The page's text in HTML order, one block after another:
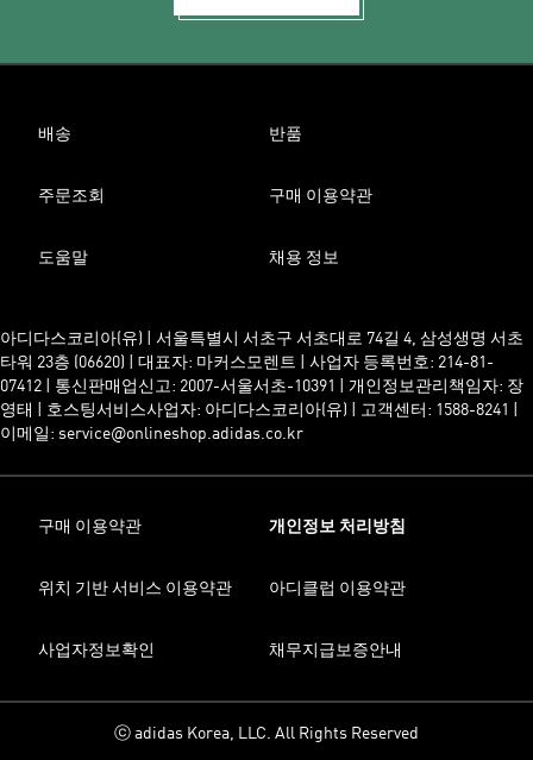
배송 반품
주문조회 구매 이용약관
도움말 채용 정보
아디다스코리아(유) | 서울특별시 서초구 서초대로 74길 4, 삼성생명 서초
타워 23층 (06620) | 대표자: 마커스모렌트 | 사업자 등록번호: 214-81-
07412 | 통신판매업신고: 2007-서울서초-10391 | 개인정보관리책임자: 장
영태 | 호스팅서비스사업자: 아디다스코리아(유) | 고객센터: 1588-8241 |
이메일: service@onlineshop.adidas.co.kr
구매 이용약관 개인정보 처리방침
위치 기반 서비스 이용약관 아디클럽 이용약관
사업자정보확인 채무지급보증안내
ⓒ adidas Korea, LLC. All Rights Reserved